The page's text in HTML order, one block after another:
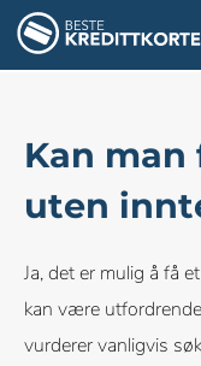
Kan
uten
Ja, det er mulig å få
kan være
vurderer vanligvis